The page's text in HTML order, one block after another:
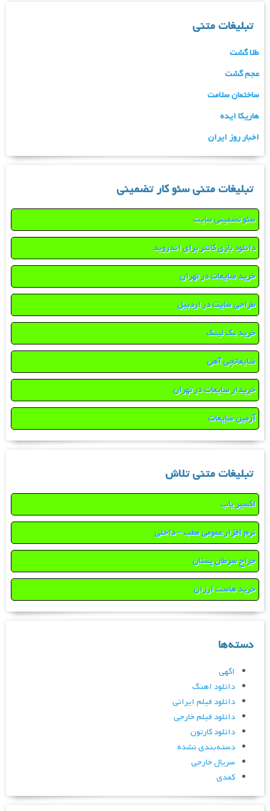
تبلیغات متنی
طلا گشت
عجم گشت
ساختمان سلامت
هاریکا ایده
اخبار روز ایران
تبلیغات متنی سئو کار تضمینی
سئو تضمینی سایت
دانلود بازی کانتر برای اندروید
خرید ضایعات در تهران
طراحی سایت در اردبیل
خرید بک لینک
ضایعاتچی آهن
خریدار ضایعات در تهران
آرمین ضایعات
تبلیغات متنی تلاش
اکسیر یاب
نرم افزار عمومی مطب – داخلی
جراح سرطان پستان
خرید هاست ارزان
دسته‌ها
اگهی
دانلود اهنگ
دانلود فیلم ایرانی
دانلود فیلم خارجی
دانلود کارتون
دسته‌بندی نشده
سریال خارجی
کمدی